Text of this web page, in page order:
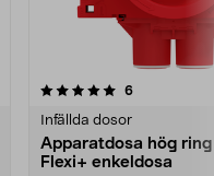
6recensioner
Infällda dosor
Apparatdosa hög ring
Flexi+ enkeldosa
5.0av 5 stjärnor